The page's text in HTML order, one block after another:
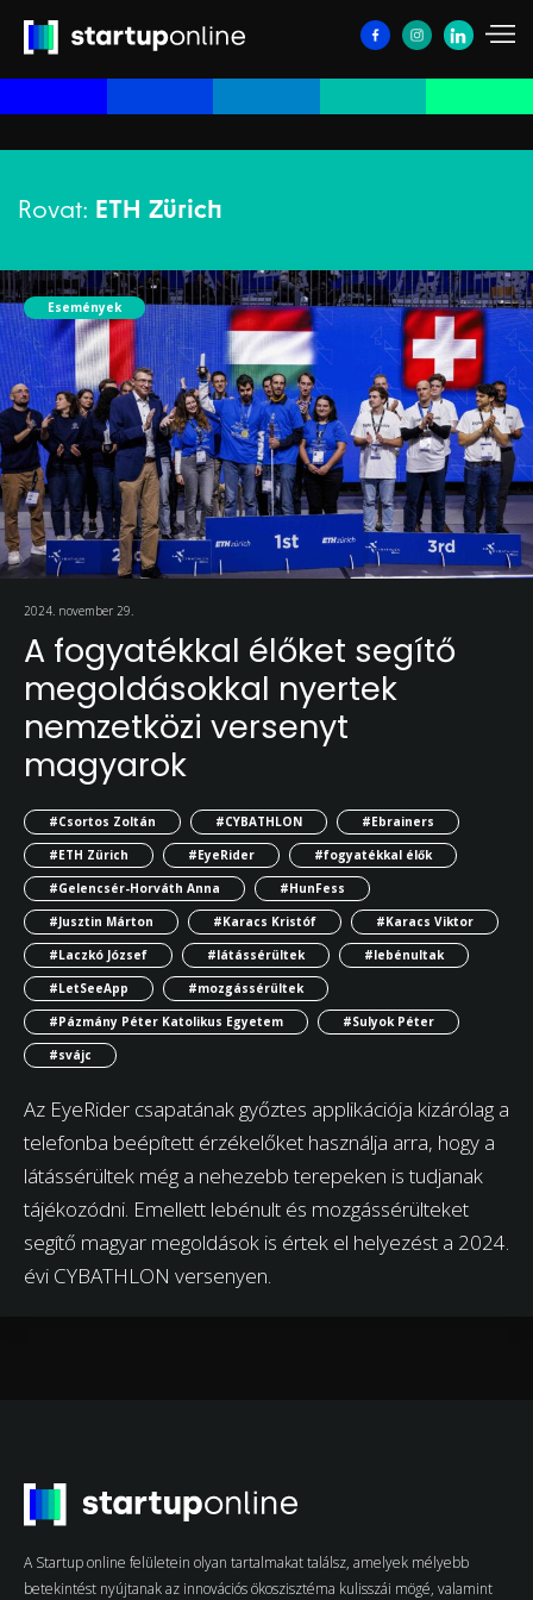
Rovat: ETH Zürich
Események
2024. november 29.
A fogyatékkal élőket segítő
megoldásokkal nyertek
nemzetközi versenyt
magyarok
#Csortos Zoltán #CYBATHLON
#Ebrainers
#ETH Zürich
#EyeRider
#fogyatékkal élők
#Gelencsér-Horváth Anna
#HunFess
#Jusztin Márton
#Karacs Kristóf
#Karacs Viktor
#Laczkó József
#látássérültek
#lebénultak
#LetSeeApp
#mozgássérültek
#Pázmány Péter Katolikus Egyetem
#Sulyok Péter
#svájc
Az EyeRider csapatának győztes applikációja kizárólag a
telefonba beépített érzékelőket használja arra, hogy a
látássérültek még a nehezebb terepeken is tudjanak
tájékozódni. Emellett lebénult és mozgássérülteket
segítő magyar megoldások is értek el helyezést a 2024.
évi CYBATHLON versenyen.
A Startup online felületein olyan tartalmakat találsz, amelyek mélyebb
betekintést nyújtanak az innovációs ökoszisztéma kulisszái mögé, valamint